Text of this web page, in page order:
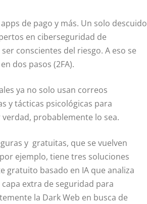
de pago y más. Un solo descuido
en ciberseguridad de
conscientes del riesgo. A eso se
dos pasos (2FA).
ya no solo usan correos
y tácticas psicológicas para
probablemente lo sea.
y gratuitas, que se vuelven
ejemplo, tiene tres soluciones
gratuito basado en IA que analiza
extra de seguridad para
la Dark Web en busca de